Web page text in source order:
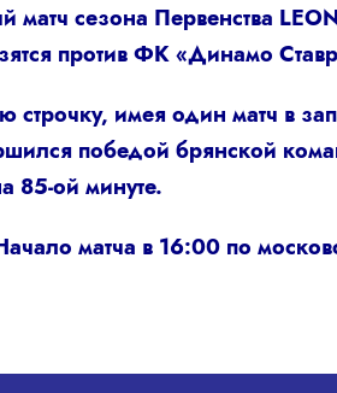
сезона Первенства
против ФК «Динамо
имея один матч в
победой брянской
85-ой минуте.
матча в 16:00 по